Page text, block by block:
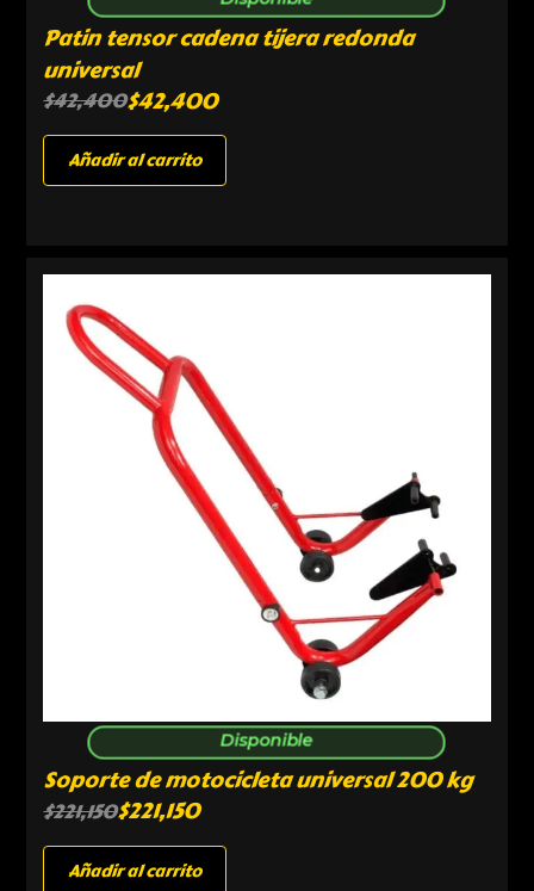
Patin tensor cadena tijera redonda
universal
$42,400$42,400
Añadir al carrito
Disponible
Soporte de motocicleta universal 200 kg
$221,150$221,150
Añadir al carrito